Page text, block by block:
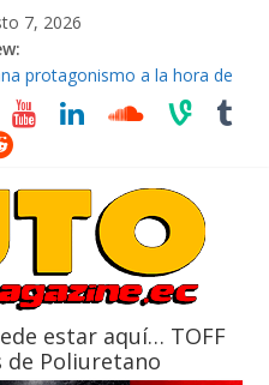
7, 2026
protagonismo a la hora de
New Day’ pone en escena a
47ª, recorre 7 provincias en 8
para cubrir las rutas de La
estar aquí… TOFF
de Poliuretano